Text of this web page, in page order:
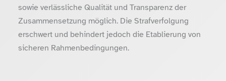
sowie verlässliche Qualität und Transparenz der
Zusammensetzung möglich. Die Strafverfolgung
erschwert und behindert jedoch die Etablierung von
sicheren Rahmenbedingungen.